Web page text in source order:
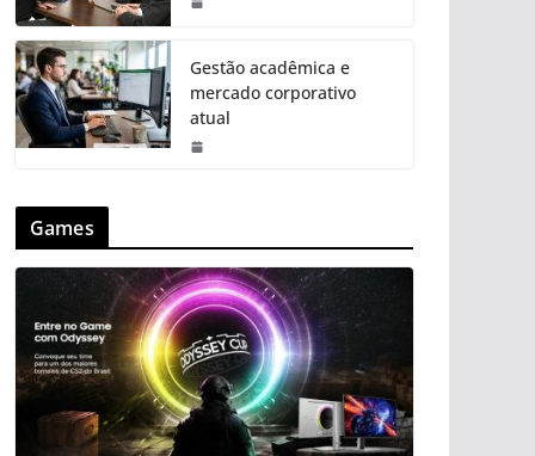
Gestão acadêmica e
mercado corporativo
atual
Games